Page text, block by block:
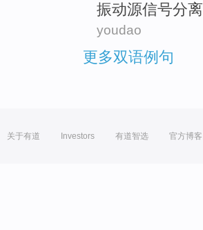
振动源信号分离
youdao
更多双语例句
关于有道 Investors 有道智选 官方博客